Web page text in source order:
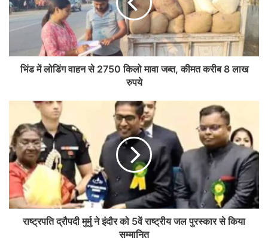
भिंड में लोडिंग वाहन से 2750 किलो मावा जब्त, कीमत करीब 8 लाख
रुपये
राष्ट्रपति द्रौपदी मुर्मु ने इंदौर को 5वें राष्ट्रीय जल पुरस्कार से किया
सम्मानित